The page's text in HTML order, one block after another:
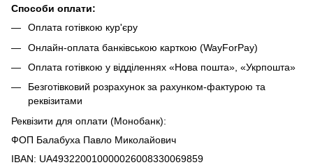
Способи оплати:
Оплата готівкою кур'єру
Онлайн-оплата банківською карткою (WayForPay)
Оплата готівкою у відділеннях «Нова пошта», «Укрпошта»
Безготівковий розрахунок за рахунком-фактурою та
реквізитами
Реквізити для оплати (Монобанк):
ФОП Балабуха Павло Миколайович
IBAN: UA493220010000026008330069859